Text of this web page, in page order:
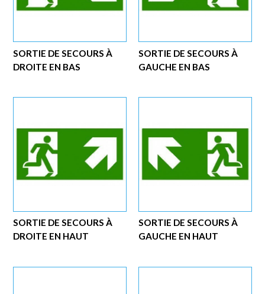
SORTIE DE SECOURS À
GAUCHE EN BAS
SORTIE DE SECOURS À
DROITE EN BAS
SORTIE DE SECOURS À
GAUCHE EN HAUT
SORTIE DE SECOURS À
DROITE EN HAUT